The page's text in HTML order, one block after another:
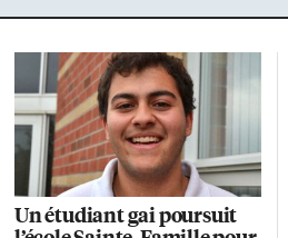
Un étudiant gai poursuit